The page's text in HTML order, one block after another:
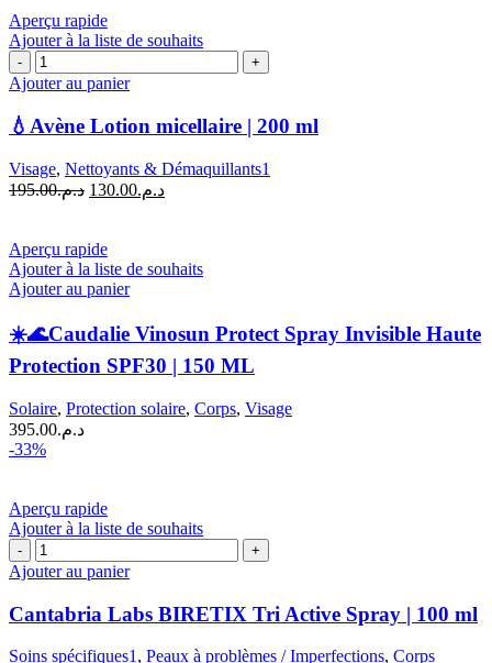
ml
Aperçu rapide
Ajouter à la liste de souhaits
quantité
de
Avène
Lotion
|
200
Ajouter au panier
💧Avène Lotion micellaire | 200 ml
Visage, Nettoyants & Démaquillants1
د.م.195.00
Le
était :
د.م.195.00.
د.م.130.00
Le
Aperçu rapide
Ajouter à la liste de souhaits
Ajouter au panier
☀️🌊Caudalie Vinosun Protect Spray Invisible Haute
Protection SPF30 | 150 ML
Solaire, Protection solaire, Corps, Visage
د.م.395.00
-33%
Aperçu rapide
Ajouter à la liste de souhaits
quantité
de
Cantabria
Labs
BIRETIX
Ajouter au panier
Cantabria Labs BIRETIX Tri Active Spray | 100 ml
Soins spécifiques1, Peaux à problèmes / Imperfections, Corps